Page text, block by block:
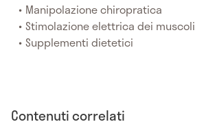
Manipolazione chiropratica
Stimolazione elettrica dei muscoli
Supplementi dietetici
Contenuti correlati